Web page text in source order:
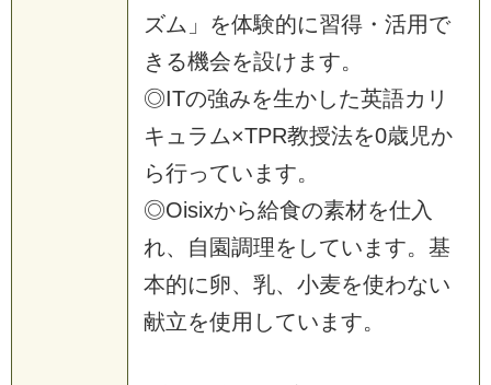
ズム」を体験的に習得・活用で
きる機会を設けます。
◎ITの強みを生かした英語カリ
キュラム×TPR教授法を0歳児か
ら行っています。
◎Oisixから給食の素材を仕入
れ、自園調理をしています。基
本的に卵、乳、小麦を使わない
献立を使用しています。